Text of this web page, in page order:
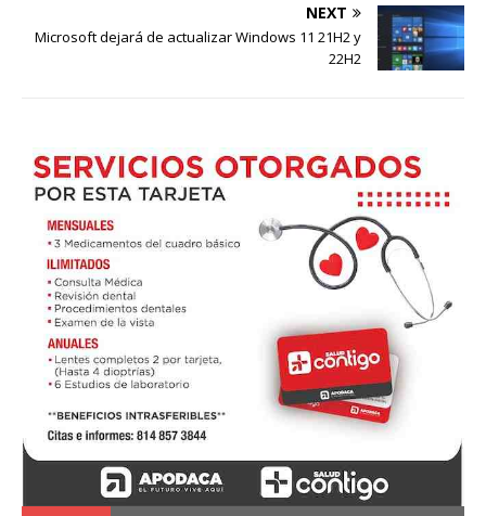
NEXT
Microsoft dejará de actualizar Windows 11 21H2 y
22H2